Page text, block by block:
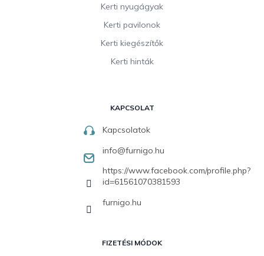
Kerti nyugágyak
Kerti pavilonok
Kerti kiegészítők
Kerti hinták
KAPCSOLAT
Kapcsolatok
info@furnigo.hu
https://www.facebook.com/profile.php?
id=61561070381593
furnigo.hu
FIZETÉSI MÓDOK